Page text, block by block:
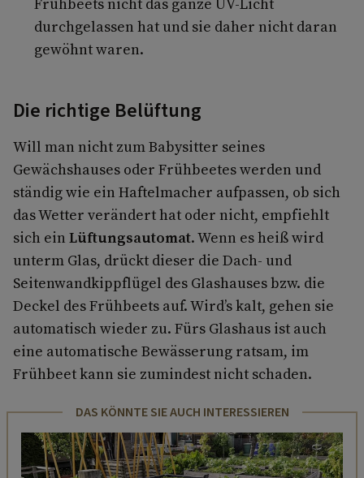
durchgelassen hat und sie daher nicht daran
gewöhnt waren.
Die richtige Belüftung
Will man nicht zum Babysitter seines
Gewächshauses oder Frühbeetes werden und
ständig wie ein Haftelmacher aufpassen, ob sich
das Wetter verändert hat oder nicht, empfiehlt
sich ein Lüftungsautomat. Wenn es heiß wird
unterm Glas, drückt dieser die Dach- und
Seitenwandkippflügel des Glashauses bzw. die
Deckel des Frühbeets auf. Wird’s kalt, gehen sie
automatisch wieder zu. Fürs Glashaus ist auch
eine automatische Bewässerung ratsam, im
Frühbeet kann sie zumindest nicht schaden.
DAS KÖNNTE SIE AUCH INTERESSIEREN